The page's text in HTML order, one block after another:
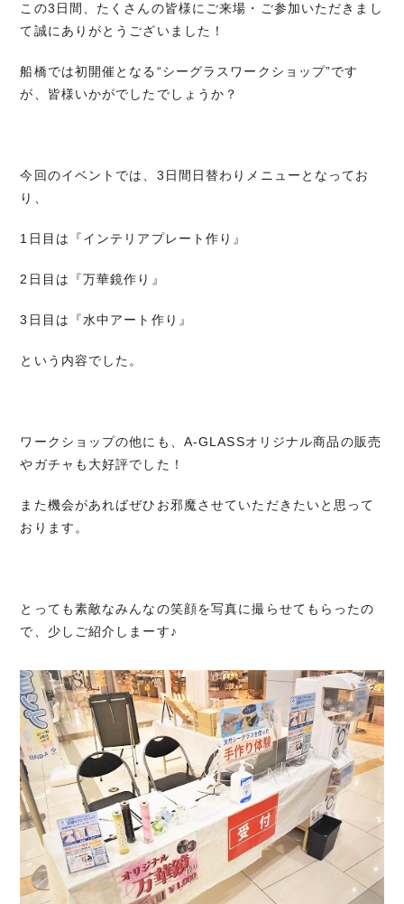
この3日間、たくさんの皆様にご来場・ご参加いただきまし
て誠にありがとうございました！
船橋では初開催となる“シーグラスワークショップ”です
が、皆様いかがでしたでしょうか？
今回のイベントでは、3日間日替わりメニューとなってお
り、
1日目は『インテリアプレート作り』
2日目は『万華鏡作り』
3日目は『水中アート作り』
という内容でした。
ワークショップの他にも、A-GLASSオリジナル商品の販売
やガチャも大好評でした！
また機会があればぜひお邪魔させていただきたいと思って
おります。
とっても素敵なみんなの笑顔を写真に撮らせてもらったの
で、少しご紹介しまーす♪